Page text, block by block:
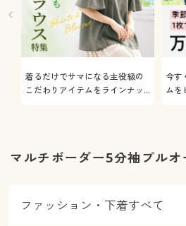
着るだけでサマになる主役級の
こだわりアイテムをラインナッ
今す
ムを
マルチボーダー5分袖プルオ
ファッション・下着すべて